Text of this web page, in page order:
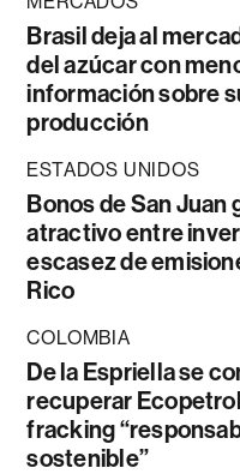
Brasil deja al
del azúcar con
información sobre
producción
ESTADOS UNIDOS
Bonos de San Juan
atractivo entre
escasez de
Rico
COLOMBIA
De la Espriella se
recuperar
fracking
sostenible”